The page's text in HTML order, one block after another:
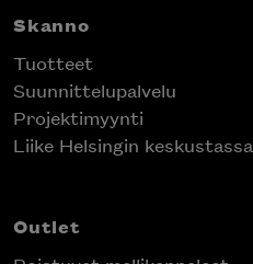
Skanno
Tuotteet
Suunnittelupalvelu
Projektimyynti
Liike Helsingin keskustassa
Outlet